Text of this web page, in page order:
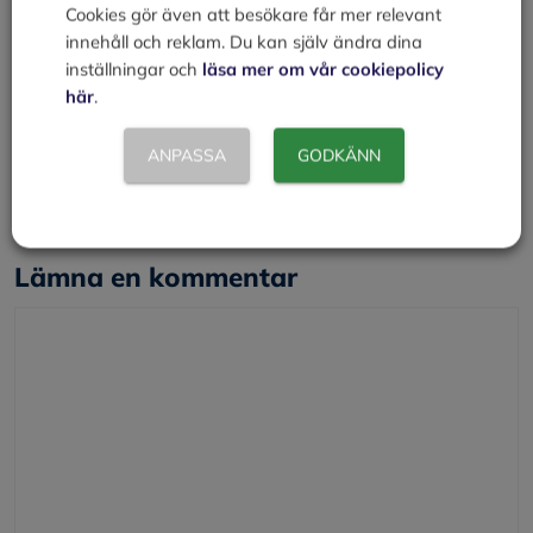
Hur mycket har företaget hittills satsat i både kronor
och personal på utveckling? Hur stora blir de framtida
satsningarna?
Kategorier
Företaget
Organisation
Lämna en kommentar
Cookies gör även att besökare får mer relevant
innehåll och reklam. Du kan själv ändra dina
inställningar och läsa mer om vår cookiepolicy
här.
ANPASSA GODKÄNN